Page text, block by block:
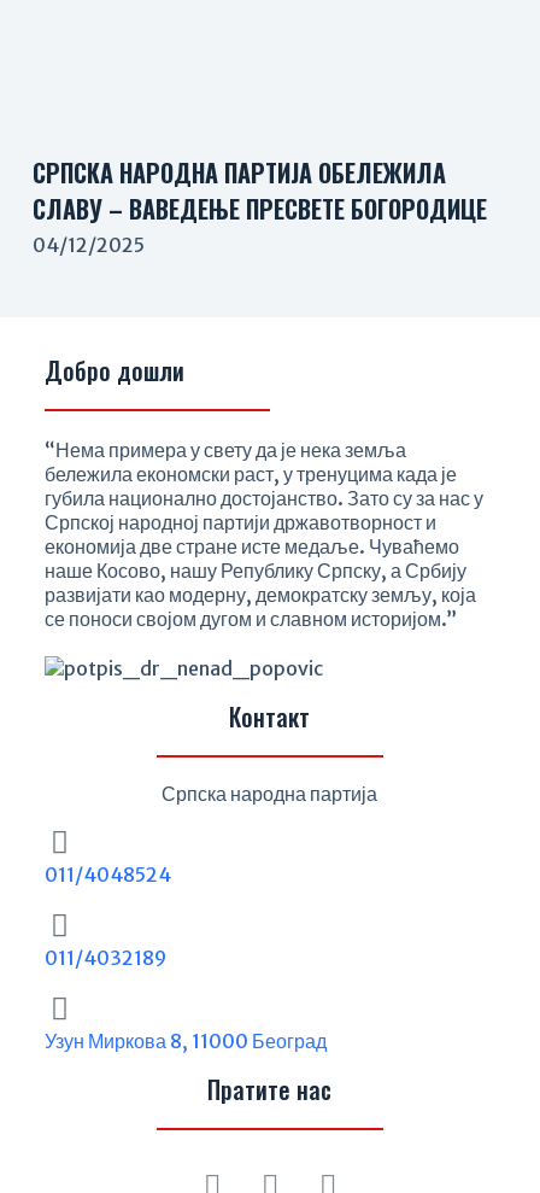
СРПСКА НАРОДНА ПАРТИЈА ОБЕЛЕЖИЛА
СЛАВУ – ВАВЕДЕЊЕ ПРЕСВЕТЕ БОГОРОДИЦЕ
04/12/2025
Добро дошли
“Нема примера у свету да је нека земља
бележила економски раст, у тренуцима када је
губила национално достојанство. Зато су за нас у
Српској народној партији државотворност и
економија две стране исте медаље. Чуваћемо
наше Косово, нашу Републику Српску, а Србију
развијати као модерну, демократску земљу, која
се поноси својом дугом и славном историјом.”
Контакт
Српска народна партија
011/4048524
011/4032189
Узун Миркова 8, 11000 Београд
Пратите нас